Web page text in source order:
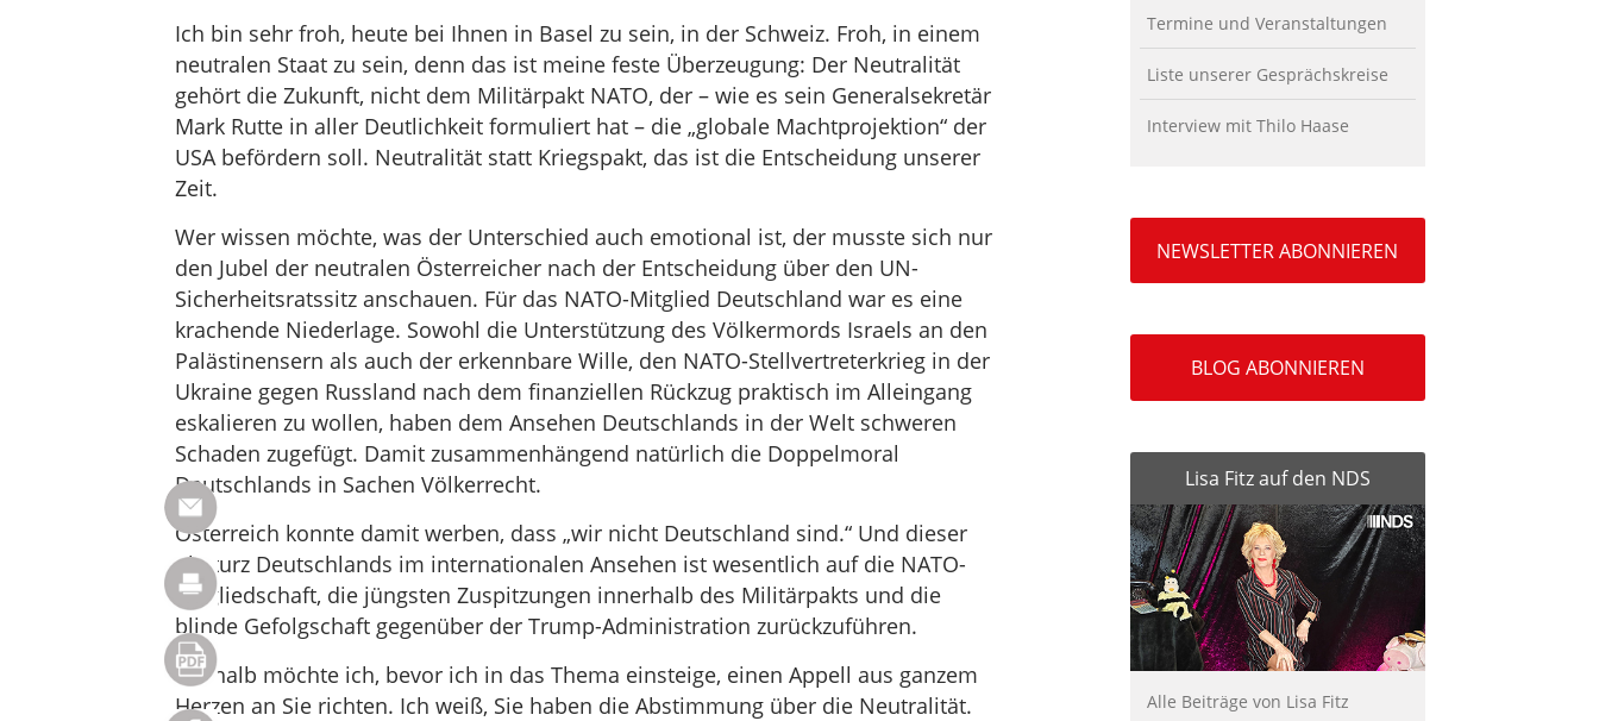
Ich bin sehr froh, heute bei Ihnen in Basel zu sein, in der Schweiz. Froh, in einem
neutralen Staat zu sein, denn das ist meine feste Überzeugung: Der Neutralität
gehört die Zukunft, nicht dem Militärpakt NATO, der – wie es sein Generalsekretär
Mark Rutte in aller Deutlichkeit formuliert hat – die „globale Machtprojektion“ der
USA befördern soll. Neutralität statt Kriegspakt, das ist die Entscheidung unserer
Zeit.
Wer wissen möchte, was der Unterschied auch emotional ist, der musste sich nur
den Jubel der neutralen Österreicher nach der Entscheidung über den UN-
Sicherheitsratssitz anschauen. Für das NATO-Mitglied Deutschland war es eine
krachende Niederlage. Sowohl die Unterstützung des Völkermords Israels an den
Palästinensern als auch der erkennbare Wille, den NATO-Stellvertreterkrieg in der
Ukraine gegen Russland nach dem finanziellen Rückzug praktisch im Alleingang
eskalieren zu wollen, haben dem Ansehen Deutschlands in der Welt schweren
Schaden zugefügt. Damit zusammenhängend natürlich die Doppelmoral
Deutschlands in Sachen Völkerrecht.
Österreich konnte damit werben, dass „wir nicht Deutschland sind.“ Und dieser
Absturz Deutschlands im internationalen Ansehen ist wesentlich auf die NATO-
Mitgliedschaft, die jüngsten Zuspitzungen innerhalb des Militärpakts und die
blinde Gefolgschaft gegenüber der Trump-Administration zurückzuführen.
Deshalb möchte ich, bevor ich in das Thema einsteige, einen Appell aus ganzem
Herzen an Sie richten. Ich weiß, Sie haben die Abstimmung über die Neutralität.
Termine und Veranstaltungen
Liste unserer Gesprächskreise
Interview mit Thilo Haase
NEWSLETTER ABONNIEREN
BLOG ABONNIEREN
Lisa Fitz auf den NDS
Alle Beiträge von Lisa Fitz